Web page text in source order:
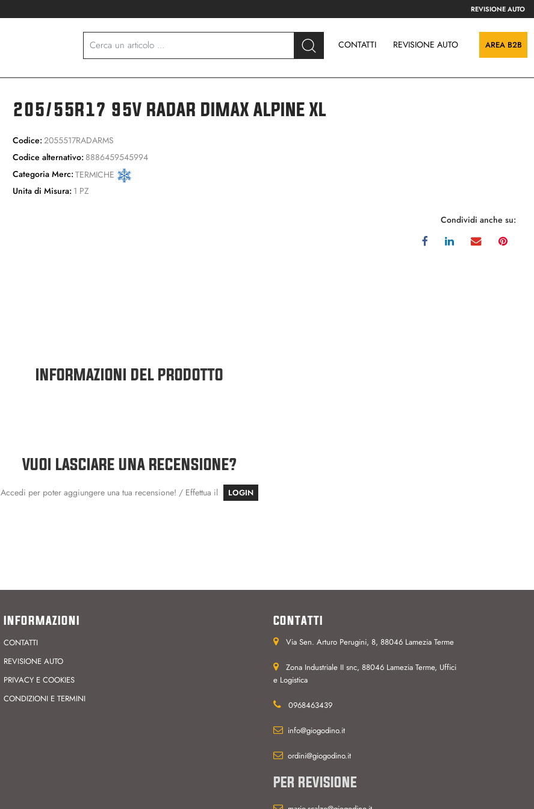
REVISIONE AUTO
CONTATTI REVISIONE AUTO AREA B2B
205/55R17 95V RADAR DIMAX ALPINE XL
Codice: 2055517RADARMS
Codice alternativo: 8886459545994
Categoria Merc: TERMICHE
Unita di Misura: 1 PZ
Condividi anche su:
INFORMAZIONI DEL PRODOTTO
VUOI LASCIARE UNA RECENSIONE?
Accedi per poter aggiungere una tua recensione! / Effettua il LOGIN
INFORMAZIONI
CONTATTI
REVISIONE AUTO
PRIVACY E COOKIES
CONDIZIONI E TERMINI
CONTATTI
Via Sen. Arturo Perugini, 8, 88046 Lamezia Terme
Zona Industriale II snc, 88046 Lamezia Terme, Uffici
e Logistica
0968463439
info@giogodino.it
ordini@giogodino.it
PER REVISIONE